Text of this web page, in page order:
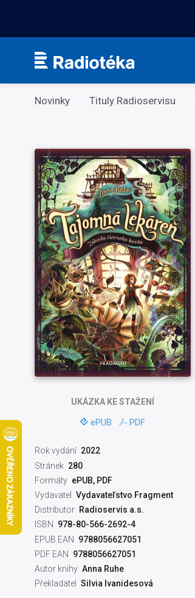
Kategorie
Novinky Tituly Radioservisu
UKÁZKAKE STAŽENÍ
ePUB PDF
Rok vydání 2022
Stránek 280
Formáty ePUB, PDF
Vydavatel
Vydavateľstvo Fragment
Distributor Radioservis a.s.
ISBN
978-80-566-2692-4
EPUB EAN 9788056627051
PDF EAN
9788056627051
Autor knihy Anna Ruhe
Překladatel
Silvia Ivanidesová